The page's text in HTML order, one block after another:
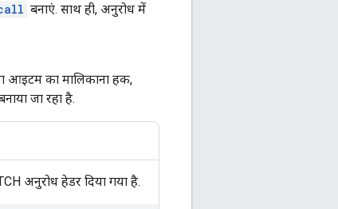
बनाएं. साथ ही, अनुरोध में
आइटम का मालिकाना हक,
जा रहा है.
अनुरोध हेडर दिया गया है.